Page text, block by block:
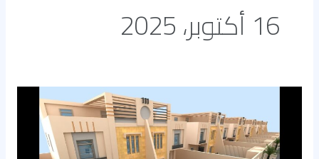
16 أكتوبر، 2025